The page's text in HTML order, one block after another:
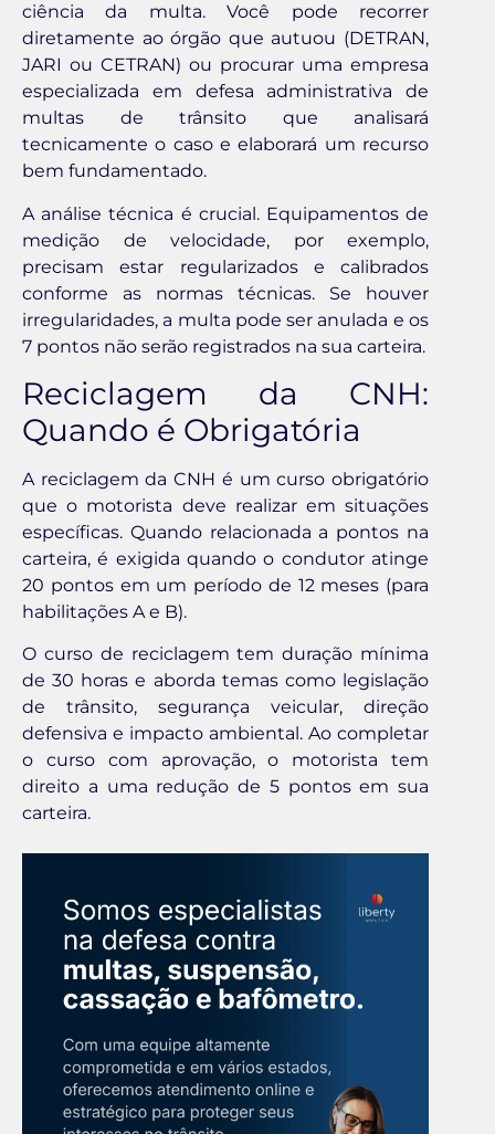
ciência da multa. Você pode recorrer
diretamente ao órgão que autuou (DETRAN,
JARI ou CETRAN) ou procurar uma empresa
especializada em defesa administrativa de
multas de trânsito que analisará
tecnicamente o caso e elaborará um recurso
bem fundamentado.
A análise técnica é crucial. Equipamentos de
medição de velocidade, por exemplo,
precisam estar regularizados e calibrados
conforme as normas técnicas. Se houver
irregularidades, a multa pode ser anulada e os
7 pontos não serão registrados na sua carteira.
Reciclagem da CNH:
Quando é Obrigatória
A reciclagem da CNH é um curso obrigatório
que o motorista deve realizar em situações
específicas. Quando relacionada a pontos na
carteira, é exigida quando o condutor atinge
20 pontos em um período de 12 meses (para
habilitações A e B).
O curso de reciclagem tem duração mínima
de 30 horas e aborda temas como legislação
de trânsito, segurança veicular, direção
defensiva e impacto ambiental. Ao completar
o curso com aprovação, o motorista tem
direito a uma redução de 5 pontos em sua
carteira.